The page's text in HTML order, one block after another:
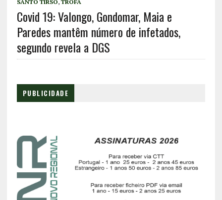
SANTO TIRSO, TROFA
Covid 19: Valongo, Gondomar, Maia e
Paredes mantêm número de infetados,
segundo revela a DGS
PUBLICIDADE